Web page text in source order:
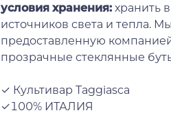
условия хранения: хранить
источников света и тепла.
предоставленную
прозрачные стеклянные
✓ Культивар Taggiasca
✓100% ИТАЛИЯ